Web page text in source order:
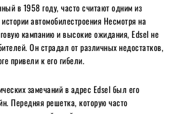
в 1958 году, часто считают одним из
автомобилестроения Несмотря на
кампанию и высокие ожидания, Edsel не
Он страдал от различных недостатков,
привели к его гибели.
замечаний в адрес Edsel был его
Передняя решетка, которую часто